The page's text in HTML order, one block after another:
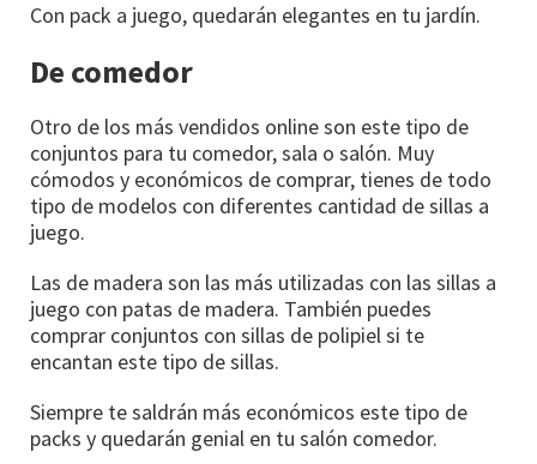
Con pack a juego, quedarán elegantes en tu jardín.
De comedor
Otro de los más vendidos online son este tipo de
conjuntos para tu comedor, sala o salón. Muy
cómodos y económicos de comprar, tienes de todo
tipo de modelos con diferentes cantidad de sillas a
juego.
Las de madera son las más utilizadas con las sillas a
juego con patas de madera. También puedes
comprar conjuntos con sillas de polipiel si te
encantan este tipo de sillas.
Siempre te saldrán más económicos este tipo de
packs y quedarán genial en tu salón comedor.